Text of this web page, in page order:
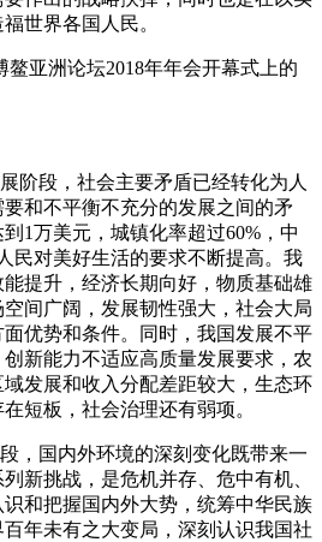
世界各国人民。
鳌亚洲论坛2018年年会开幕式上的
阶段，社会主要矛盾已经转化为人
和不平衡不充分的发展之间的矛
1万美元，城镇化率超过60% ，中
民对美好生活的要求不断提高。我
提升，经济长期向好，物质基础雄
间广阔，发展韧性强大，社会大局
优势和条件。同时，我国发展不平
新能力不适应高质量发展要求，农
发展和收入分配差距较大，生态环
短板，社会治理还有弱项。
，国内外环境的深刻变化既带来一
新挑战，是危机并存、危中有机、
和把握国内外大势，统筹中华民族
年未有之大变局，深刻认识我国社